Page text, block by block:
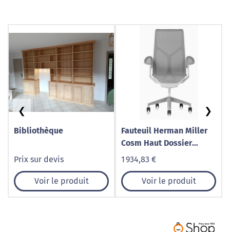
Bibliothèque
Prix sur devis
Voir le produit
Fauteuil Herman Miller
Cosm Haut Dossier
Mineral – Confort
absolue
1 934,83 €
Voir le produit
❮ ❯